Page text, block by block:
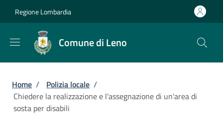
Regione Lombardia
Comune di Leno
Briciole di pane
Home / Polizia locale /
Chiedere la realizzazione e l'assegnazione di un'area di
sosta per disabili